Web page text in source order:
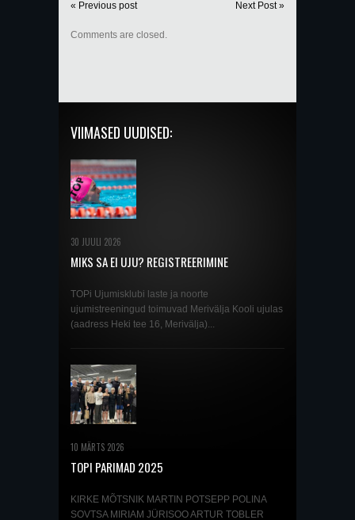
« Previous post Next Post »
Comments are closed.
VIIMASED UUDISED:
30 JUULI 2026
MIKS SA EI UJU? REGISTREERIMINE
JA TREENINGRÜHMADESSE ON AVATUD!
TOPi Ujumisklubi laste ja noorte
ujumistreeningud toimuvad Merivälja Kooli ujulas
(aadress Heki tee 16, Merivälja)...
10 MÄRTS 2026
TOPI PARIMAD 2025
KIRKE MÕTSNIK MARTIN POTSEPP POLINA
SOVTSA MIRIAM JÜRISOO ARTUR TOBLER